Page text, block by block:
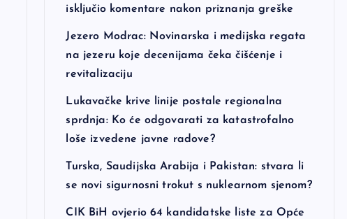
isključio komentare nakon priznanja greške
Jezero Modrac: Novinarska i medijska regata
na jezeru koje decenijama čeka čišćenje i
revitalizaciju
Lukavačke krive linije postale regionalna
sprdnja: Ko će odgovarati za katastrofalno
loše izvedene javne radove?
Turska, Saudijska Arabija i Pakistan: stvara li
se novi sigurnosni trokut s nuklearnom sjenom?
CIK BiH ovjerio 64 kandidatske liste za Opće